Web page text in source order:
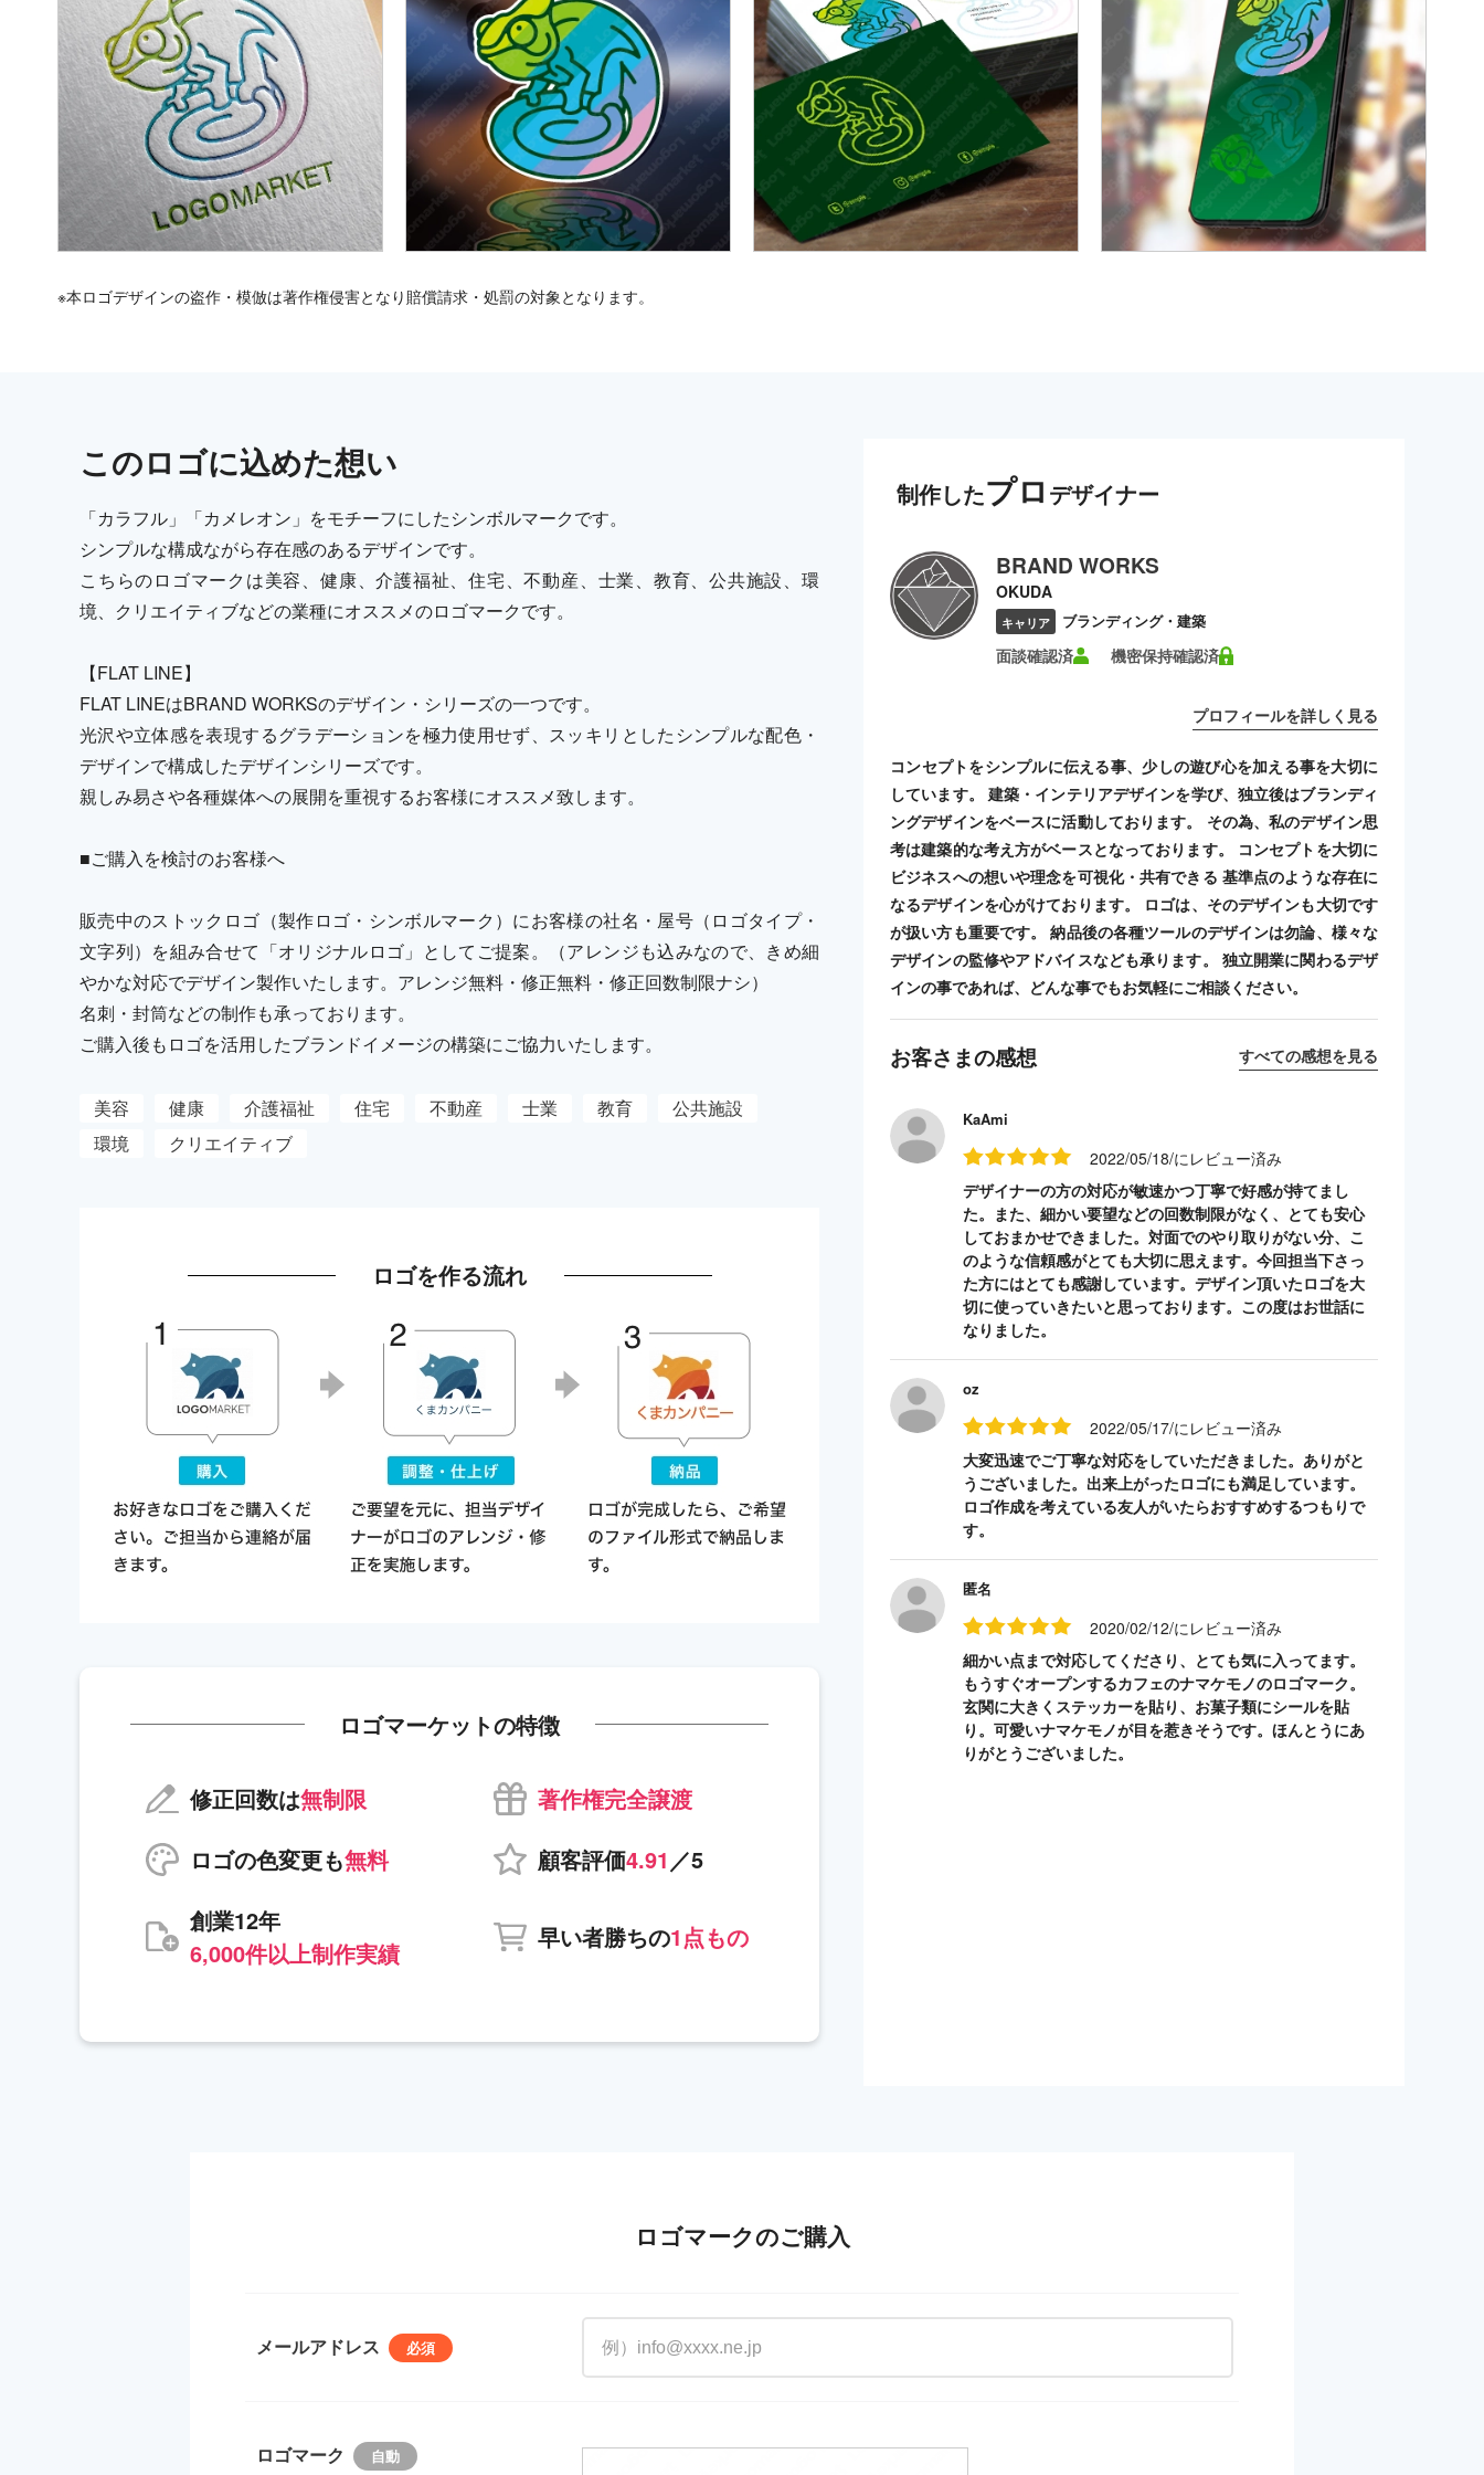
※本ロゴデザインの盗作・模倣は著作権侵害となり賠償請求・処罰の対象となります。
このロゴに込めた想い
「カラフル」「カメレオン」をモチーフにしたシンボルマークです。
シンプルな構成ながら存在感のあるデザインです。
こちらのロゴマークは美容、健康、介護福祉、住宅、不動産、士業、教育、公共施設、環
境、クリエイティブなどの業種にオススメのロゴマークです。
【FLAT LINE】
FLAT LINEはBRAND WORKSのデザイン・シリーズの一つです。
光沢や立体感を表現するグラデーションを極力使用せず、スッキリとしたシンプルな配色・
デザインで構成したデザインシリーズです。
親しみ易さや各種媒体への展開を重視するお客様にオススメ致します。
■ご購入を検討のお客様へ
販売中のストックロゴ（製作ロゴ・シンボルマーク）にお客様の社名・屋号（ロゴタイプ・
文字列）を組み合せて「オリジナルロゴ」としてご提案。（アレンジも込みなので、きめ細
やかな対応でデザイン製作いたします。アレンジ無料・修正無料・修正回数制限ナシ）
名刺・封筒などの制作も承っております。
ご購入後もロゴを活用したブランドイメージの構築にご協力いたします。
美容 健康 介護福祉 住宅 不動産 士業 教育
公共施設
環境
クリエイティブ
ロゴを作る流れ
ロゴマーケットの特徴
修正回数は無制限
著作権完全譲渡
ロゴの色変更も無料 顧客評価4.91 ／5
創業12年
6,000件以上制作実績
早い者勝ちの1点もの
制作したプロ デザイナー
BRAND WORKS
OKUDA
キャリア ブランディング・建築
面談確認済 機密保持確認済
プロフィールを詳しく見る
コンセプトをシンプルに伝える事、少しの遊び心を加える事を大切に
しています。 建築・インテリアデザインを学び、独立後はブランディ
ングデザインをベースに活動しております。 その為、私のデザイン思
考は建築的な考え方がベースとなっております。 コンセプトを大切に
ビジネスへの想いや理念を可視化・共有できる 基準点のような存在に
なるデザインを心がけております。 ロゴは、そのデザインも大切です
が扱い方も重要です。 納品後の各種ツールのデザインは勿論、様々な
デザインの監修やアドバイスなども承ります。 独立開業に関わるデザ
インの事であれば、どんな事でもお気軽にご相談ください。
お客さまの感想 すべての感想を見る
KaAmi
2022/05/18/にレビュー済み
デザイナーの方の対応が敏速かつ丁寧で好感が持てまし
た。また、細かい要望などの回数制限がなく、とても安心
しておまかせできました。対面でのやり取りがない分、こ
のような信頼感がとても大切に思えます。今回担当下さっ
た方にはとても感謝しています。デザイン頂いたロゴを大
切に使っていきたいと思っております。この度はお世話に
なりました。
oz
2022/05/17/にレビュー済み
大変迅速でご丁寧な対応をしていただきました。ありがと
うございました。出来上がったロゴにも満足しています。
ロゴ作成を考えている友人がいたらおすすめするつもりで
す。
匿名
2020/02/12/にレビュー済み
細かい点まで対応してくださり、とても気に入ってます。
もうすぐオープンするカフェのナマケモノのロゴマーク。
玄関に大きくステッカーを貼り、お菓子類にシールを貼
り。可愛いナマケモノが目を惹きそうです。ほんとうにあ
りがとうございました。
ロゴマークのご購入
メールアドレス
ロゴマーク